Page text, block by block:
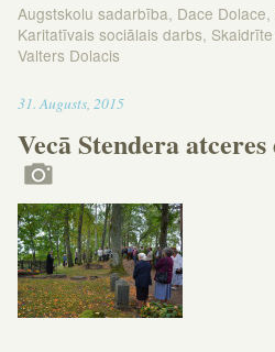
Augstskolu sadarbība, Dace Dolace,
Karitatīvais sociālais darbs,
Valters Dolacis
31.Augusts, 201510:12
Vecā Stendera